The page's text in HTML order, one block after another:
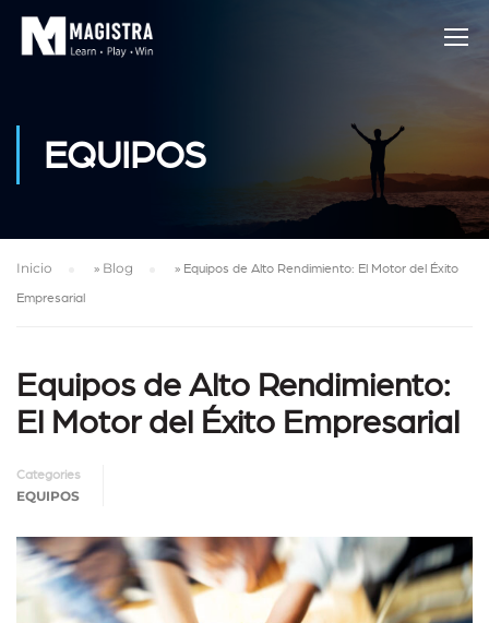
EQUIPOS
Inicio » Blog » Equipos de Alto Rendimiento: El Motor del Éxito
Empresarial
Equipos de Alto Rendimiento:
El Motor del Éxito Empresarial
Categories
EQUIPOS